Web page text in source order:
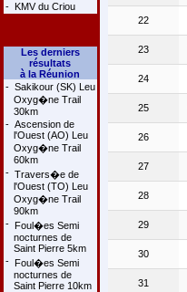
- KMV du Criou
Les derniers
résultats
à la Réunion
- Sakikour (SK) Leu
Oxyg�ne Trail
30km
- Ascension de
l'Ouest (AO) Leu
Oxyg�ne Trail
60km
- Travers�e de
l'Ouest (TO) Leu
Oxyg�ne Trail
90km
- Foul�es Semi
nocturnes de
Saint Pierre 5km
- Foul�es Semi
nocturnes de
Saint Pierre 10km
22
23
24
25
26
27
28
29
30
31